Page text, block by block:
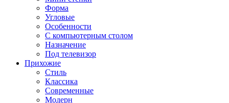
Форма
Угловые
Особенности
С компьютерным столом
Назначение
Под телевизор
Прихожие
Стиль
Классика
Современные
Модерн